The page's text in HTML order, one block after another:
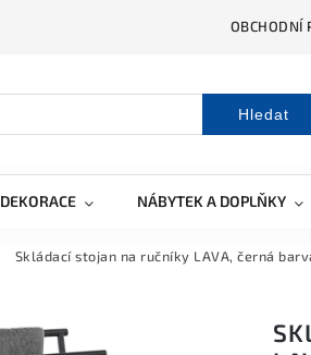
OBCHODNÍ
Hledat
DEKORACE NÁBYTEK A DOPLŇKY
Skládací stojan na ručníky LAVA, černá